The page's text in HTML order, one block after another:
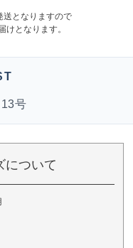
送となりますので
けとなります。
13号
について